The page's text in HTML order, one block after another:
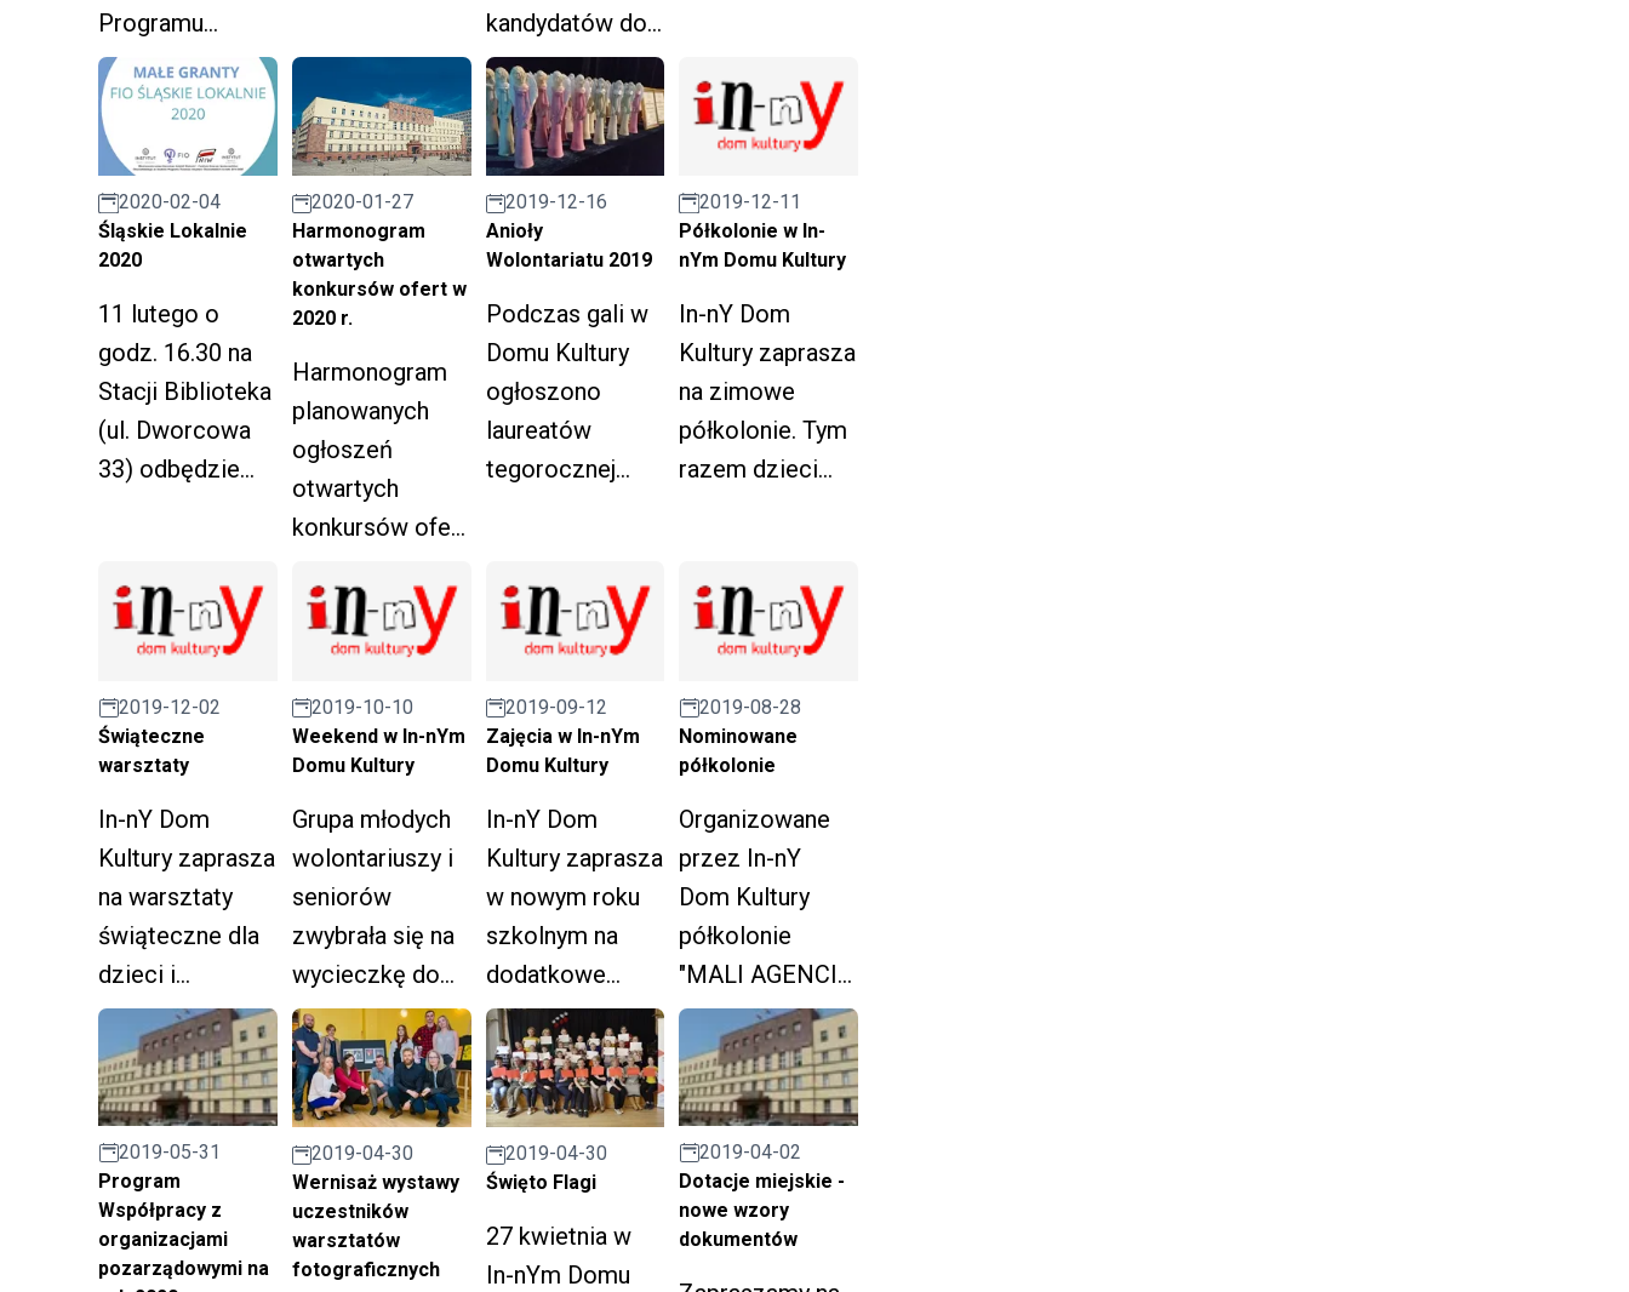
Programu
Współpracy z
organizacjami
pozarządowymi
na rok 2022.
zapisy na
półkolonie
letnie.
kandydatów do
Powiatowej
Rady
Działalności
Pożytku
Publicznego w
Rudzie Śląskiej I
Narodowej
otwartym
konkursie ofert
"Wdzięczni
Bohaterom
1920 r.".
2020-02-04
Śląskie Lokalnie
2020
11 lutego o
godz. 16.30 na
Stacji Biblioteka
(ul. Dworcowa
33) odbędzie
projektu "Śląskie
Lokalnie".
2020-01-27
Harmonogram
otwartych
konkursów ofert w
2020 r.
Harmonogram
planowanych
ogłoszeń
otwartych
konkursów ofert
2019-12-16
Anioły
Wolontariatu 2019
Podczas gali w
Domu Kultury
ogłoszono
laureatów
tegorocznej
Wolontariatu".
2019-12-11
Półkolonie w In-
nYm Domu Kultury
In-nY Dom
Kultury zaprasza
na zimowe
półkolonie. Tym
razem dzieci
2019-12-02
Świąteczne
warsztaty
In-nY Dom
Kultury zaprasza
na warsztaty
świąteczne dla
dzieci i
seniorów.
2019-10-10
Weekend w In-nYm
Domu Kultury
Grupa młodych
wolontariuszy i
seniorów
zwybrała się na
wycieczkę do
Chlebowej
Chaty, a kolejna
grupa bawiła się
na kolejnej
"potańcówce".
2019-09-12
Zajęcia w In-nYm
Domu Kultury
In-nY Dom
Kultury zaprasza
w nowym roku
szkolnym na
dodatkowe
zajęcia dla
dzieci oraz
dorosłych.
2019-08-28
Nominowane
półkolonie
Organizowane
przez In-nY
Dom Kultury
półkolonie
"MALI AGENCI
W
POSZUKIWANIU
TAJEMNIC
RUDY
ŚLĄSKIEJ"
zostały
nominowane do
nagrody
2019-05-31
Program
Współpracy z
organizacjami
pozarządowymi na
2019-04-30
Wernisaż wystawy
uczestników
warsztatów
fotograficznych
2019-04-30
Święto Flagi
27 kwietnia w
In-nYm Domu
2019-04-02
Dotacje miejskie -
nowe wzory
dokumentów